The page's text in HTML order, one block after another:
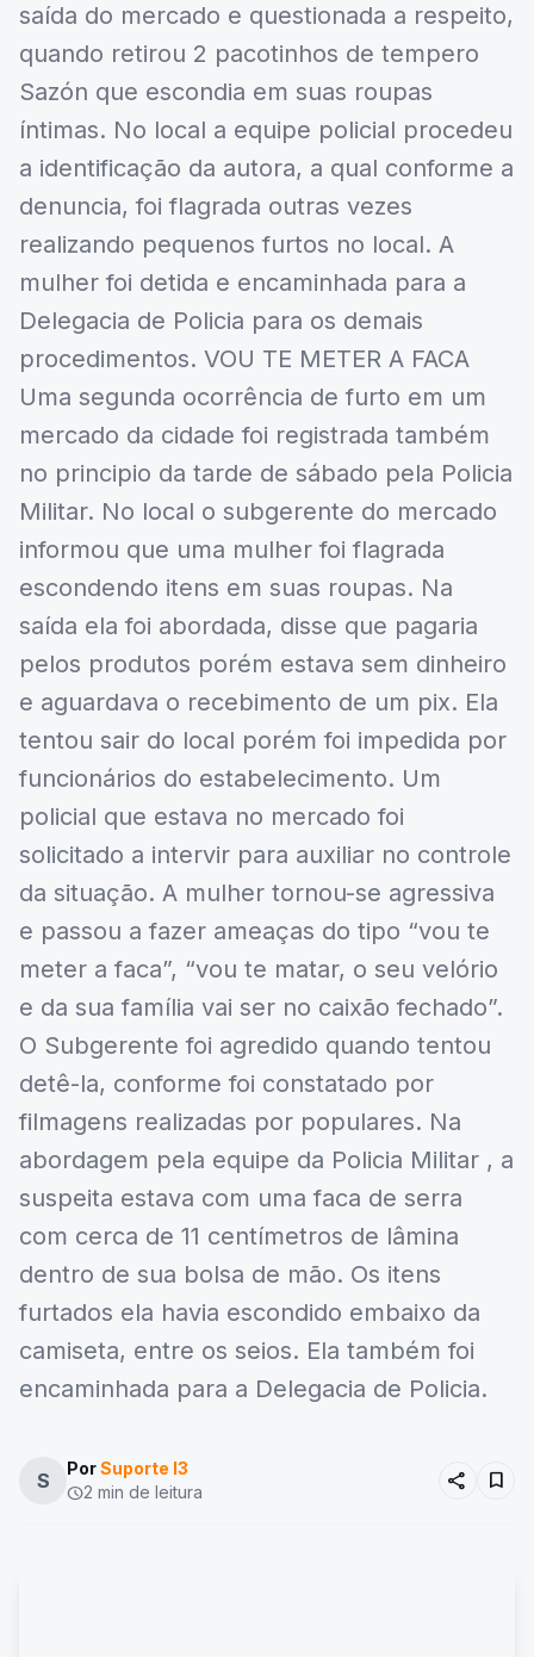
saída do mercado e questionada a respeito,
quando retirou 2 pacotinhos de tempero
Sazón que escondia em suas roupas
íntimas. No local a equipe policial procedeu
a identificação da autora, a qual conforme a
denuncia, foi flagrada outras vezes
realizando pequenos furtos no local. A
mulher foi detida e encaminhada para a
Delegacia de Policia para os demais
procedimentos. VOU TE METER A FACA
Uma segunda ocorrência de furto em um
mercado da cidade foi registrada também
no principio da tarde de sábado pela Policia
Militar. No local o subgerente do mercado
informou que uma mulher foi flagrada
escondendo itens em suas roupas. Na
saída ela foi abordada, disse que pagaria
pelos produtos porém estava sem dinheiro
e aguardava o recebimento de um pix. Ela
tentou sair do local porém foi impedida por
funcionários do estabelecimento. Um
policial que estava no mercado foi
solicitado a intervir para auxiliar no controle
da situação. A mulher tornou-se agressiva
e passou a fazer ameaças do tipo “vou te
meter a faca”, “vou te matar, o seu velório
e da sua família vai ser no caixão fechado”.
O Subgerente foi agredido quando tentou
detê-la, conforme foi constatado por
filmagens realizadas por populares. Na
abordagem pela equipe da Policia Militar , a
suspeita estava com uma faca de serra
com cerca de 11 centímetros de lâmina
dentro de sua bolsa de mão. Os itens
furtados ela havia escondido embaixo da
camiseta, entre os seios. Ela também foi
encaminhada para a Delegacia de Policia.
S
PorSuporte I3
schedule2 min de leitura share bookmark